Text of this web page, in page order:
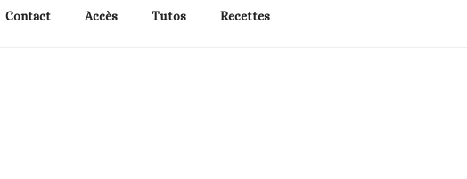
Contact Accès Tutos Recettes